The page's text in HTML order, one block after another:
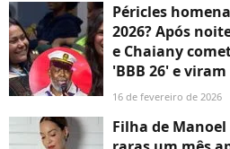
Péricles
2026? Após
e Chaiany
'BBB 26' e
16 de fevereiro de 2026
Filha de